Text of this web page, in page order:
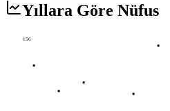
Yıllara Göre Nüfus
156